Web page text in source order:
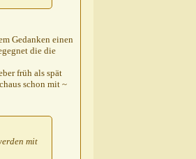
Gedanken einen
die die
früh als spät
schon mit ~
mit